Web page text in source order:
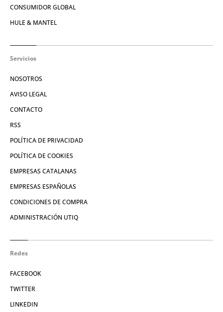
CONSUMIDOR GLOBAL
HULE & MANTEL
Servicios
NOSOTROS
AVISO LEGAL
CONTACTO
RSS
POLÍTICA DE PRIVACIDAD
POLÍTICA DE COOKIES
EMPRESAS CATALANAS
EMPRESAS ESPAÑOLAS
CONDICIONES DE COMPRA
ADMINISTRACIÓN UTIQ
Redes
FACEBOOK
TWITTER
LINKEDIN